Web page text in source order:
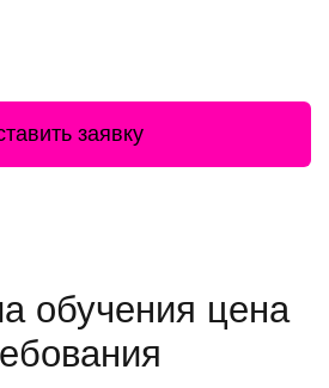
заявку
обучения цена